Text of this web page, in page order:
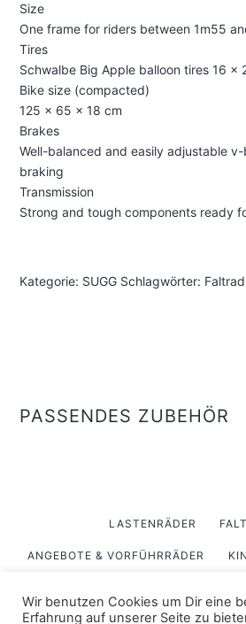
Size
One frame for riders between 1m55
Tires
Schwalbe Big Apple balloon tires 16 x
Bike size (compacted)
125 x 65 x 18 cm
Brakes
Well-balanced and easily adjustable
braking
Transmission
Strong and tough components ready
Kategorie: SUGG Schlagwörter: Faltrad
PASSENDES ZUBEHÖR
LASTENRÄDER
ANGEBOTE & VORFÜHRRÄDER
Wir benutzen Cookies um Dir eine
Erfahrung auf unserer Seite zu